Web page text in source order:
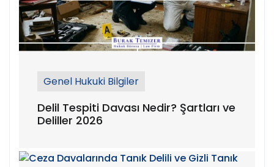
Genel Hukuki Bilgiler
Delil Tespiti Davası Nedir? Şartları ve
Deliller 2026